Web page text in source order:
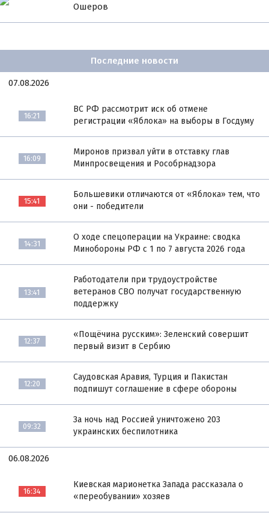
Ошеров
Последние новости
07.08.2026
16:21
ВС РФ рассмотрит иск об отмене
регистрации «Яблока» на выборы в Госдуму
16:09
Миронов призвал уйти в отставку глав
Минпросвещения и Рособрнадзора
15:41
Большевики отличаются от «Яблока» тем, что
они - победители
14:31
О ходе спецоперации на Украине: сводка
Минобороны РФ с 1 по 7 августа 2026 года
13:41
Работодатели при трудоустройстве
ветеранов СВО получат государственную
поддержку
12:37
«Пощёчина русским»: Зеленский совершит
первый визит в Сербию
12:20
Саудовская Аравия, Турция и Пакистан
подпишут соглашение в сфере обороны
09:32
За ночь над Россией уничтожено 203
украинских беспилотника
06.08.2026
16:34
Киевская марионетка Запада рассказала о
«переобувании» хозяев